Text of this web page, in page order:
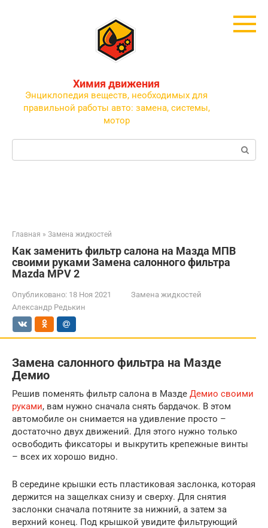
Химия движения
Энциклопедия веществ, необходимых для
правильной работы авто: замена, системы,
мотор
Поиск:
Главная » Замена жидкостей
Как заменить фильтр салона на Мазда МПВ
своими руками Замена салонного фильтра
Mazda MPV 2
Опубликовано: 18 Ноя 2021
Замена жидкостей
Александр Редькин
Замена салонного фильтра на Мазде
Демио
Решив поменять фильтр салона в Мазде Демио своими
руками, вам нужно сначала снять бардачок. В этом
автомобиле он снимается на удивление просто –
достаточно двух движений. Для этого нужно только
освободить фиксаторы и выкрутить крепежные винты
– всех их хорошо видно.
В середине крышки есть пластиковая заслонка, которая
держится на защелках снизу и сверху. Для снятия
заслонки сначала потяните за нижний, а затем за
верхний конец. Под крышкой увидите фильтрующий